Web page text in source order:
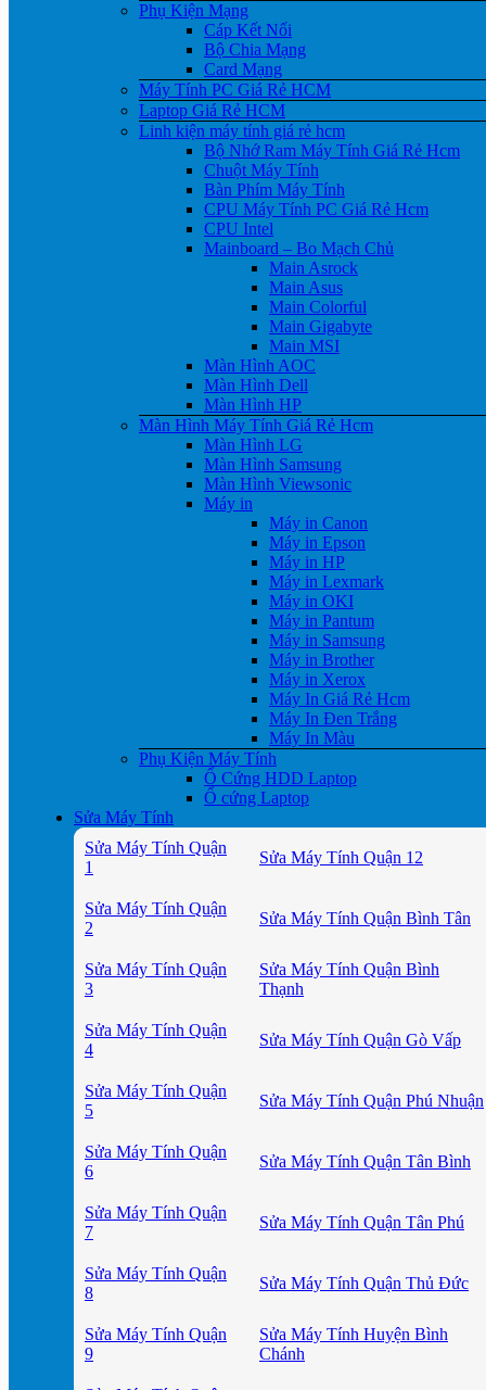
Phụ Kiện Mạng
Cáp Kết Nối
Bộ Chia Mạng
Card Mạng
Máy Tính PC Giá Rẻ HCM
Laptop Giá Rẻ HCM
Linh kiện máy tính giá rẻ hcm
Bộ Nhớ Ram Máy Tính Giá Rẻ Hcm
Chuột Máy Tính
Bàn Phím Máy Tính
CPU Máy Tính PC Giá Rẻ Hcm
CPU Intel
Mainboard – Bo Mạch Chủ
Main Asrock
Main Asus
Main Colorful
Main Gigabyte
Main MSI
Màn Hình AOC
Màn Hình Dell
Màn Hình HP
Màn Hình Máy Tính Giá Rẻ Hcm
Màn Hình LG
Màn Hình Samsung
Màn Hình Viewsonic
Máy in
Máy in Canon
Máy in Epson
Máy in HP
Máy in Lexmark
Máy in OKI
Máy in Pantum
Máy in Samsung
Máy in Brother
Máy in Xerox
Máy In Giá Rẻ Hcm
Máy In Đen Trắng
Máy In Màu
Phụ Kiện Máy Tính
Ổ Cứng HDD Laptop
Ổ cứng Laptop
Sửa Máy Tính
Sửa Máy Tính Quận
1
Sửa Máy Tính Quận 12
Sửa Máy Tính Quận
2
Sửa Máy Tính Quận Bình Tân
Sửa Máy Tính Quận
3
Sửa Máy Tính Quận Bình
Thạnh
Sửa Máy Tính Quận
4
Sửa Máy Tính Quận Gò Vấp
Sửa Máy Tính Quận
5
Sửa Máy Tính Quận Phú Nhuận
Sửa Máy Tính Quận
6
Sửa Máy Tính Quận Tân Bình
Sửa Máy Tính Quận
7
Sửa Máy Tính Quận Tân Phú
Sửa Máy Tính Quận
8
Sửa Máy Tính Quận Thủ Đức
Sửa Máy Tính Quận
9
Sửa Máy Tính Huyện Bình
Chánh